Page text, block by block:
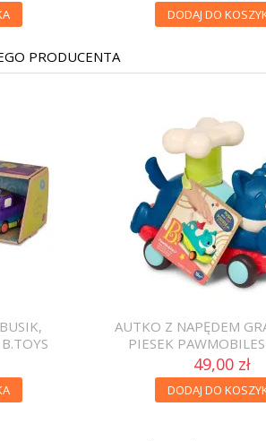
DODAJ DO
PRODUCENTA
AUTKO Z NAPĘDEM
PIESEK
49,00 zł
DODAJ DO